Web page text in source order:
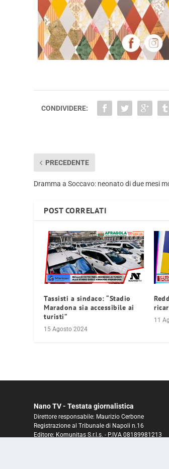
CONDIVIDERE:
PRECEDENTE
Dramma a Soccavo: neonato di due mesi
POST CORRELATI
Tassisti a sindaco: “Stadio
Maradona sia accessibile ai
turisti”
15 Agosto 2024
11
Nano TV - Testata giornalistica
Direttore responsabile: Maurizio Cerbone
Registrazione al Tribunale di Napoli n.16
Editore: Komunitas S.r.l.s. - P.IVA 08189981213